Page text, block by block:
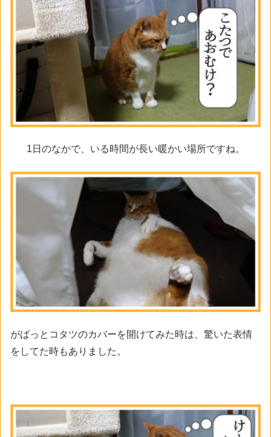
1日のなかで、いる時間が長い暖かい場所ですね。
がばっとコタツのカバーを開けてみた時は、驚いた表情
をしてた時もありました。